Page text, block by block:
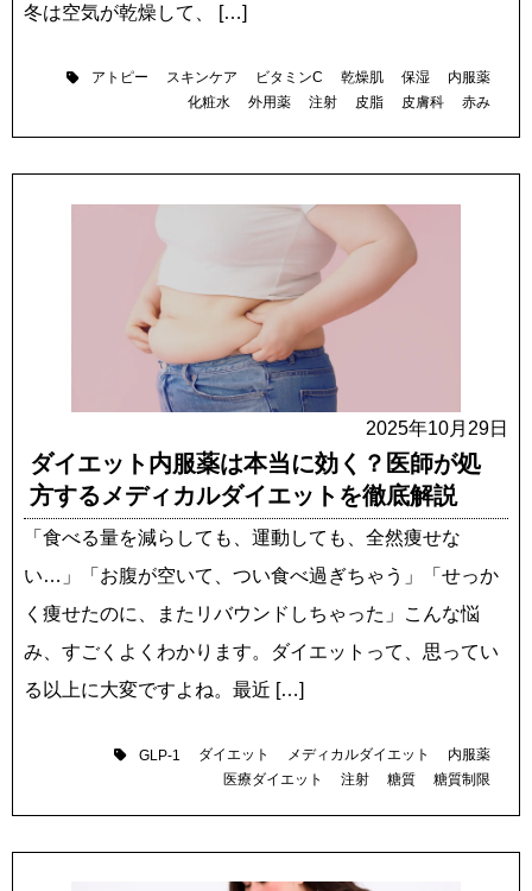
冬は空気が乾燥して、 […]
アトピー スキンケア ビタミンC 乾燥肌 保湿
内服薬
化粧水
外用薬 注射 皮脂 皮膚科 赤み
2025年10月29日
ダイエット内服薬は本当に効く？医師が処
方するメディカルダイエットを徹底解説
「食べる量を減らしても、運動しても、全然痩せな
い…」「お腹が空いて、つい食べ過ぎちゃう」「せっか
く痩せたのに、またリバウンドしちゃった」こんな悩
み、すごくよくわかります。ダイエットって、思ってい
る以上に大変ですよね。最近 […]
GLP-1 ダイエット メディカルダイエット
内服薬
医療ダイエット
注射 糖質 糖質制限